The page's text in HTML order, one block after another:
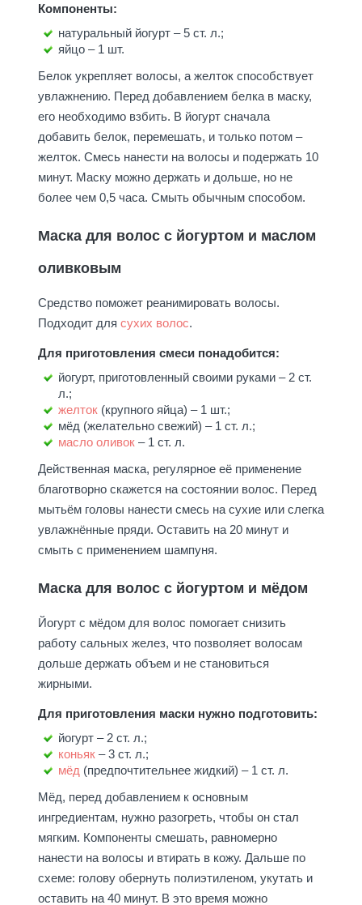
Компоненты:
натуральный йогурт – 5 ст. л.;
яйцо – 1 шт.
Белок укрепляет волосы, а желток способствует
увлажнению. Перед добавлением белка в маску,
его необходимо взбить. В йогурт сначала
добавить белок, перемешать, и только потом –
желток. Смесь нанести на волосы и подержать 10
минут. Маску можно держать и дольше, но не
более чем 0,5 часа. Смыть обычным способом.
Маска для волос с йогуртом и маслом
оливковым
Средство поможет реанимировать волосы.
Подходит для сухих волос.
Для приготовления смеси понадобится:
йогурт, приготовленный своими руками – 2 ст.
л.;
желток(крупного яйца) – 1 шт.;
мёд (желательно свежий) – 1 ст. л.;
масло оливок– 1 ст. л.
Действенная маска, регулярное её применение
благотворно скажется на состоянии волос. Перед
мытьём головы нанести смесь на сухие или слегка
увлажнённые пряди. Оставить на 20 минут и
смыть с применением шампуня.
Маска для волос с йогуртом и мёдом
Йогурт с мёдом для волос помогает снизить
работу сальных желез, что позволяет волосам
дольше держать объем и не становиться
жирными.
Для приготовления маски нужно подготовить:
йогурт – 2 ст. л.;
коньяк– 3 ст. л.;
мёд (предпочтительнее жидкий) – 1 ст. л.
Мёд, перед добавлением к основным
ингредиентам, нужно разогреть, чтобы он стал
мягким. Компоненты смешать, равномерно
нанести на волосы и втирать в кожу. Дальше по
схеме: голову обернуть полиэтиленом, укутать и
оставить на 40 минут. В это время можно